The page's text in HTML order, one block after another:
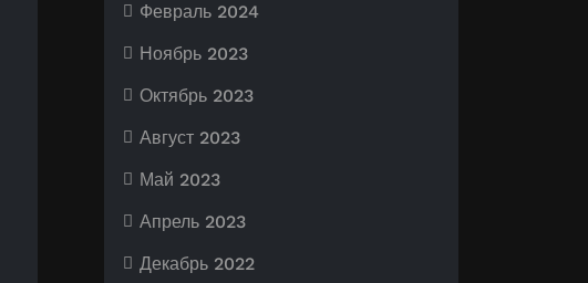
Февраль 2024
Ноябрь 2023
Октябрь 2023
Август 2023
Май 2023
Апрель 2023
Декабрь 2022